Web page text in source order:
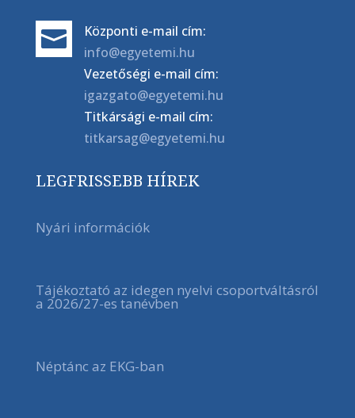

Központi e-mail cím:
info@egyetemi.hu
Vezetőségi e-mail cím:
igazgato@egyetemi.hu
Titkársági e-mail cím:
titkarsag@egyetemi.hu
LEGFRISSEBB HÍREK
Nyári információk
Tájékoztató az idegen nyelvi csoportváltásról
a 2026/27-es tanévben
Néptánc az EKG-ban